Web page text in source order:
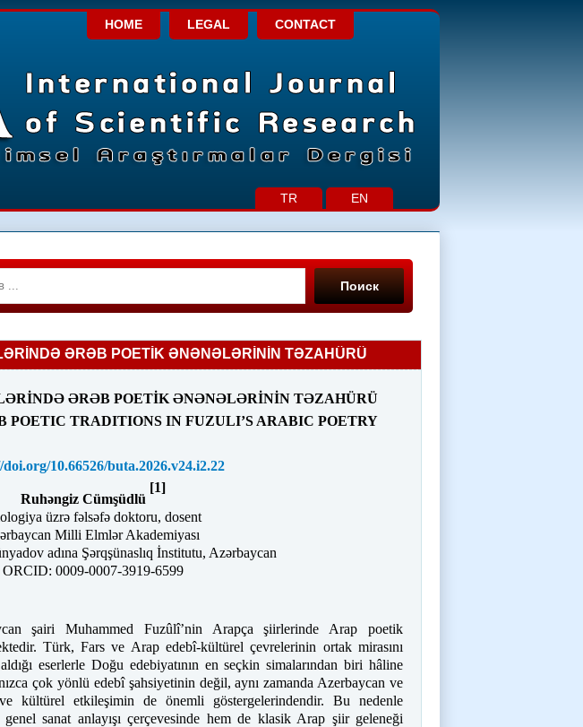
TR EN
HOME LEGAL CONTACT
Поиск
ƏRƏB POETİK ƏNƏNƏLƏRİNİN TƏZAHÜRÜ
ƏRƏB POETİK ƏNƏNƏLƏRİNİN TƏZAHÜRÜ
POETIC TRADITIONS IN FUZULI’S ARABIC POETRY
10.66526/buta.2026.v24.i2.22
Ruhəngiz Cümşüdlü
[1]
üzrə fəlsəfə doktoru, dosent
Milli Elmlər Akademiyası
adına Şərqşünaslıq İnstitutu, Azərbaycan
ORCID: 0009-0007-3919-6599
şairi Muhammed Fuzûlî’nin Arapça şiirlerinde Arap poetik
Türk, Fars ve Arap edebî-kültürel çevrelerinin ortak mirasını
eserlerle Doğu edebiyatının en seçkin simalarından biri hâline
çok yönlü edebî şahsiyetinin değil, aynı zamanda Azerbaycan ve
kültürel etkileşimin de önemli göstergelerindendir. Bu nedenle
sanat anlayışı çerçevesinde hem de klasik Arap şiir geleneği